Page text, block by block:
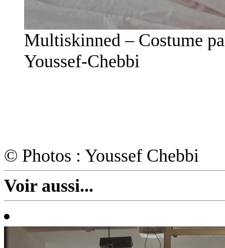
Multiskinned – Costume
Youssef-Chebbi
© Photos : Youssef Chebbi
Voir aussi...